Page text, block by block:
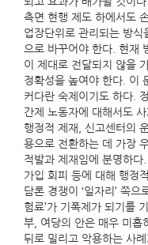
측면 현행 제도 하에서도
업장단위로 관리되는 방
으로 바꾸어야 한다. 현재
이 제대로 전달되지 않을
정확성을 높여야 한다. 이
커다란 숙제이기도 하다.
간제 노동자에 대해서도
행정적 제재, 신고센터의
용으로 전환하는 데 가장
적발과 제재임에 분명하
가입 회피 등에 대해 행정
담론 경쟁이 ‘일자리’ 쪽
험료’가 기폭제가 되기를
부, 여당의 안은 매우 미흡
뒤로 밀리고 악용하는 사